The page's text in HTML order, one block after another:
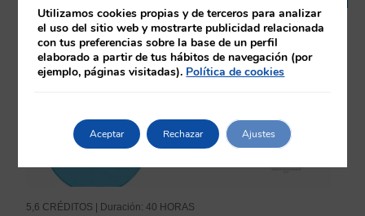
5,6 CRÉDITOS | Duración: 40 HORAS
Utilizamos cookies propias y de terceros para analizar
el uso del sitio web y mostrarte publicidad relacionada
con tus preferencias sobre la base de un perfil
elaborado a partir de tus hábitos de navegación (por
ejemplo, páginas visitadas). Política de cookies
Aceptar Rechazar Ajustes